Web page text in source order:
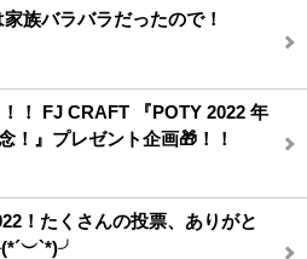
族バラバラだったので！
！ FJ CRAFT 『POTY 2022 年
！』プレゼント企画🎁！！
！たくさんの投票、ありがと